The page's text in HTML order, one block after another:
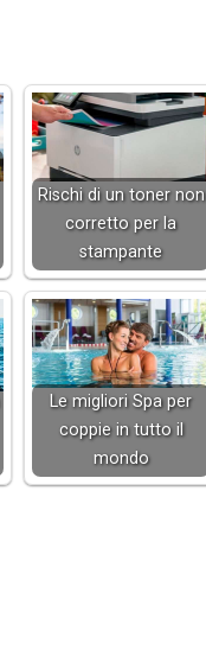
Rischi di un toner non
corretto per la
stampante
Le migliori Spa per
coppie in tutto il
mondo